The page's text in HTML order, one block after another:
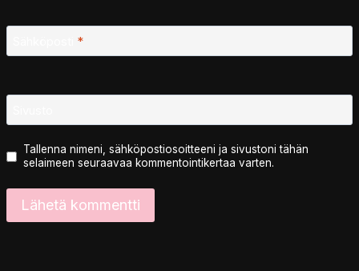
*
Tallenna nimeni, sähköpostiosoitteeni ja sivustoni tähän
selaimeen seuraavaa kommentointikertaa varten.